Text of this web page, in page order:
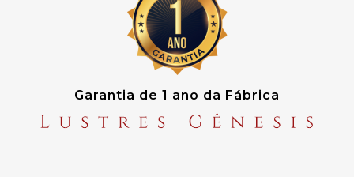
Garantia de 1 ano da Fábrica